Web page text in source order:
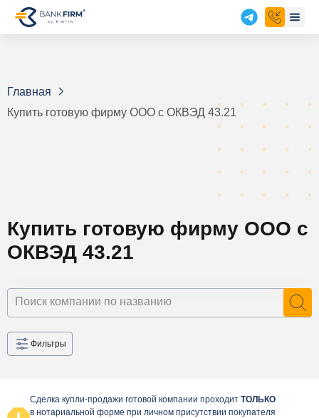
Главная
Купить готовую фирму ООО с ОКВЭД 43.21
Купить готовую фирму ООО с
ОКВЭД 43.21
Фильтры
Сделка купли-продажи готовой компании проходит ТОЛЬКО
в нотариальной форме при личном присутствии покупателя